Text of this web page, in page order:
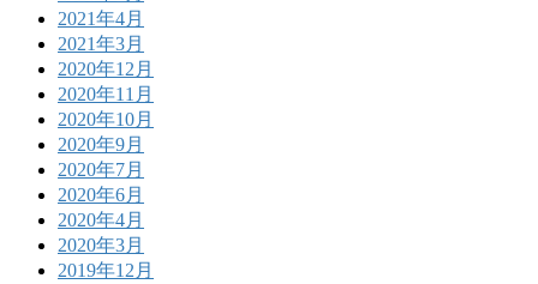
2021年4月
2021年3月
2020年12月
2020年11月
2020年10月
2020年9月
2020年7月
2020年6月
2020年4月
2020年3月
2019年12月